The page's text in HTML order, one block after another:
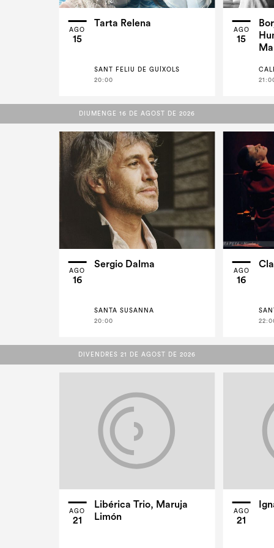
AGO
15
Tarta Relena
SANT FELIU DE GUÍXOLS
20:00
AGO
15
DIUMENGE 16 DE AGOST DE 2026
DIUMENGE 16 DE AGOST DE 2026
AGO
16
Sergio Dalma
SANTA SUSANNA
20:00
AGO
16
DIVENDRES 21 DE AGOST DE 2026
DIVENDRES 21 DE AGOST DE 2026
AGO
21
Libérica Trio, Maruja
Limón
AGO
21